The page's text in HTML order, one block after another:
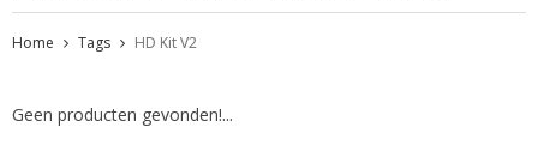
Home Tags HD Kit V2
Geen producten gevonden!...